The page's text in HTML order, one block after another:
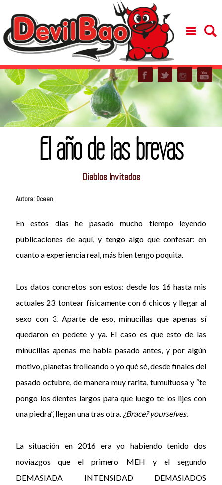
El año de las brevas
Diablos Invitados
Autora: Ocean
En estos días he pasado mucho tiempo leyendo
publicaciones de aquí, y tengo algo que confesar: en
cuanto a experiencia real, más bien tengo poquita.
Los datos concretos son estos: desde los 16 hasta mis
actuales 23, tontear físicamente con 6 chicos y llegar al
sexo con 3. Aparte de eso, minucillas que apenas sí
quedaron en pedete y ya. El caso es que esto de las
minucillas apenas me había pasado antes, y por algún
motivo, planetas trolleando o yo qué sé, desde finales del
pasado octubre, de manera muy rarita, tumultuosa y “te
pongo los dientes largos para que luego te los lijes con
una piedra”, llegan una tras otra. ¿Brace? yourselves.
La situación en 2016 era yo habiendo tenido dos
noviazgos que el primero MEH y el segundo
DEMASIADA INTENSIDAD DEMASIADOS